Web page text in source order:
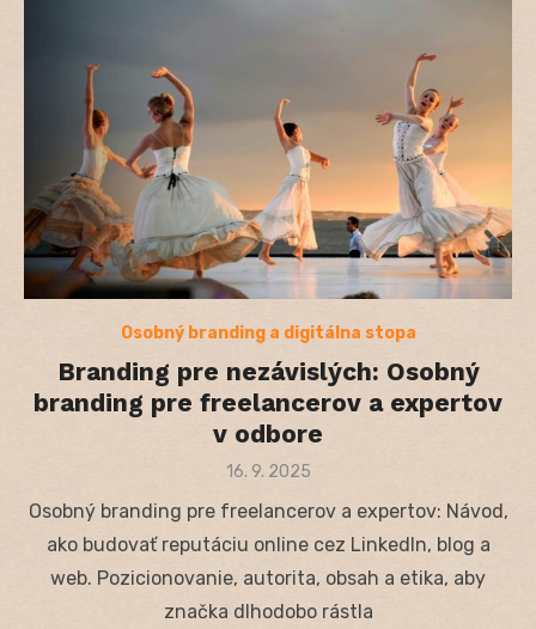
Osobný branding a digitálna stopa
Branding pre nezávislých: Osobný
branding pre freelancerov a expertov
v odbore
Posted
16. 9. 2025
Osobný branding pre freelancerov a expertov: Návod,
ako budovať reputáciu online cez LinkedIn, blog a
web. Pozicionovanie, autorita, obsah a etika, aby
značka dlhodobo rástla